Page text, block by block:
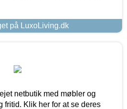
på LuxoLiving.dk
netbutik med møbler og
fritid. Klik her for at se deres